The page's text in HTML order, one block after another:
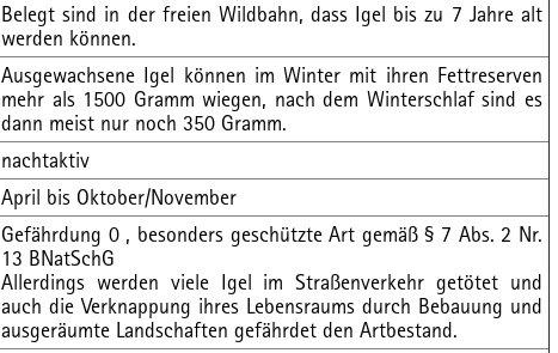
Belegt sind in der freien Wildbahn, dass Igel bis zu 7 Jahre alt
werden können.
Ausgewachsene Igel können im Winter mit ihren Fettreserven
mehr als 1500 Gramm wiegen, nach dem Winterschlaf sind es
dann meist nur noch 350 Gramm.
nachtaktiv
April bis Oktober/November
Gefährdung 0 , besonders geschützte Art gemäß § 7 Abs. 2 Nr.
13 BNatSchG
Allerdings werden viele Igel im Straßenverkehr getötet und
auch die Verknappung ihres Lebensraums durch Bebauung und
ausgeräumte Landschaften gefährdet den Artbestand.